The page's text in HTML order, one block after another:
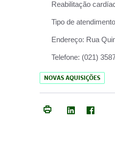
Reabilitação
Tipo de
Endereço: Rua
Telefone: (021)
NOVAS AQUISIÇÕES